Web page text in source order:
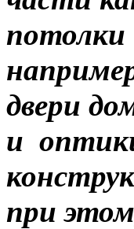
потолки
двери
и
при